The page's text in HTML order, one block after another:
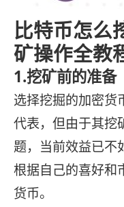
比特币怎么
矿操作全教
1.挖矿前的准备
选择挖掘的加密货
代表，但由于其挖
题，当前效益已不
根据自己的喜好和
货币。